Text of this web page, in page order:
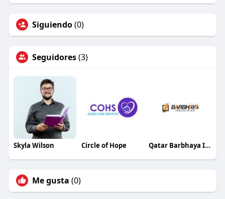
Siguiendo(0)
Seguidores(3)
Skyla Wilson Circle of Hope Qatar Barbhaya Industries
Me gusta (0)